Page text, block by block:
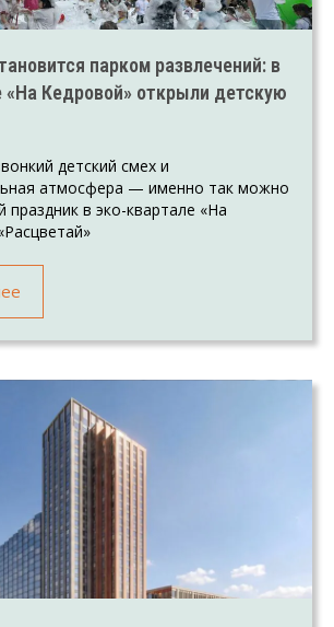
парком развлечений: в
«На Кедровой» открыли детскую
детский смех и
атмосфера — именно так можно
праздник в эко-квартале «На